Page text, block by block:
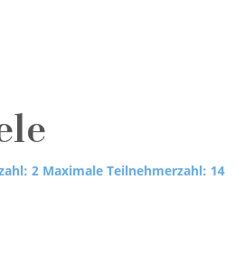
2 Maximale Teilnehmerzahl: 14